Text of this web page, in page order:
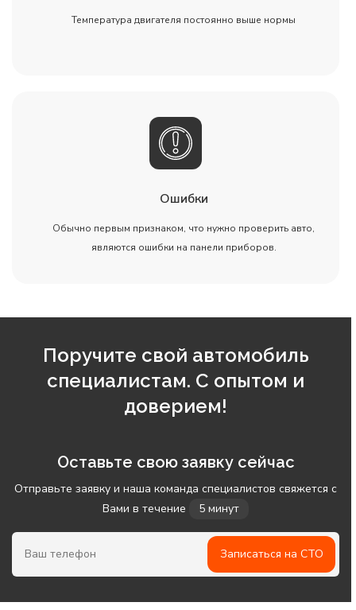
Температура двигателя постоянно выше нормы
Ошибки
Обычно первым признаком, что нужно проверить авто,
являются ошибки на панели приборов.
Поручите свой автомобиль
специалистам. С опытом и
доверием!
Оставьте свою заявку сейчас
Отправьте заявку и наша команда специалистов свяжется с
Вами в течение
5 минут
Записаться на СТО